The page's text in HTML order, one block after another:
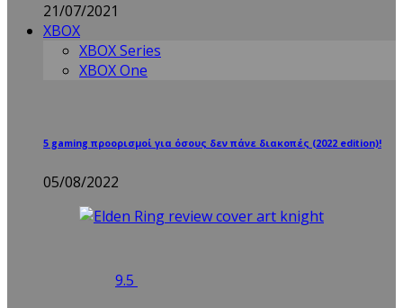
21/07/2021
XBOX
XBOX Series
XBOX One
5 gaming προορισμοί για όσους δεν πάνε διακοπές (2022 edition)!
05/08/2022
9.5